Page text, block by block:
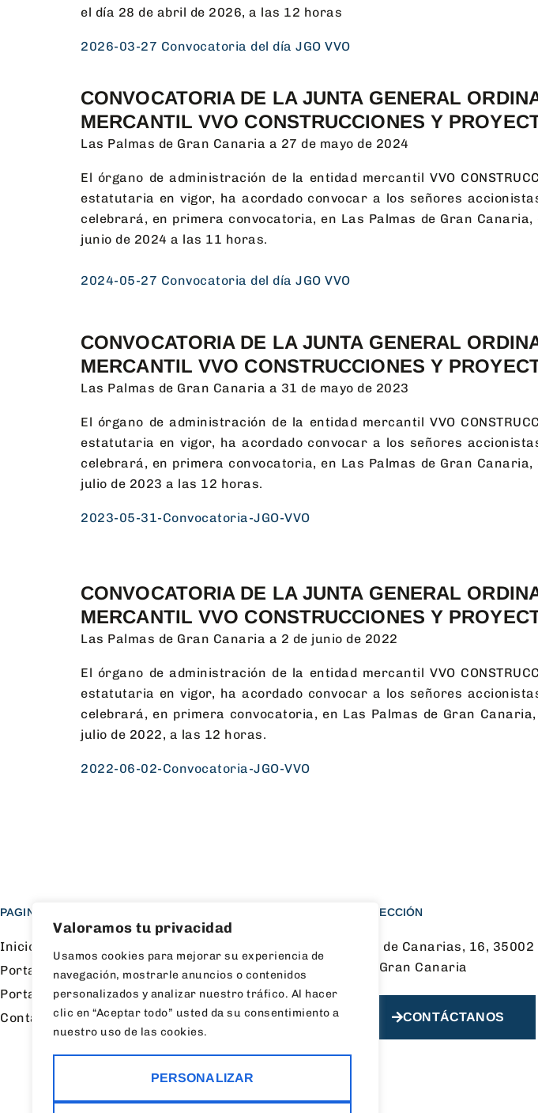
Valoramos tu privacidad
Usamos cookies para mejorar su experiencia de
navegación, mostrarle anuncios o contenidos
personalizados y analizar nuestro tráfico. Al hacer
clic en “Aceptar todo” usted da su consentimiento a
nuestro uso de las cookies.
PERSONALIZAR
el día 28 de abril de 2026, a las 12 horas
2026-03-27 Convocatoria del día JGO VVO
CONVOCATORIA DE LA JUNTA GENERAL
MERCANTIL VVO CONSTRUCCIONES Y
Las Palmas de Gran Canaria a 27 de mayo de 2024
El órgano de administración de la entidad mercantil VVO
estatutaria en vigor, ha acordado convocar a los señores
celebrará, en primera convocatoria, en Las Palmas de Gran
junio de 2024 a las 11 horas.
2024-05-27 Convocatoria del día JGO VVO
CONVOCATORIA DE LA JUNTA GENERAL
MERCANTIL VVO CONSTRUCCIONES Y
Las Palmas de Gran Canaria a 31 de mayo de 2023
El órgano de administración de la entidad mercantilVVO
estatutaria en vigor, ha acordado convocar a los señores
celebrará, en primera convocatoria, en Las Palmas de Gran
julio de 2023 a las 12 horas.
2023-05-31-Convocatoria-JGO-VVO
CONVOCATORIA DE LA JUNTA GENERAL
MERCANTIL VVO CONSTRUCCIONES Y
Las Palmas de Gran Canaria a 2 de junio de 2022
El órgano de administración de la entidad mercantilVVO
estatutaria en vigor, ha acordado convocar a los señores
celebrará, en primera convocatoria, en Las Palmas de Gran
julio de 2022, a las 12 horas.
2022-06-02-Convocatoria-JGO-VVO
PAGINAS
Inicio
Portal de proveedores
Portal de empleo
Contacto
Carreteras
Viviendas
Rehabilitación
DIRECCIÓN
Av. de Canarias, 16,
de Gran Canaria
CONTÁCTANOS